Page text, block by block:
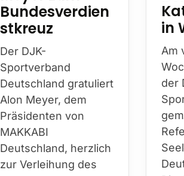
Bundesverdien
stkreuz
Der DJK-
Sportverband
Deutschland gratuliert
Alon Meyer, dem
Präsidenten von
MAKKABI
Deutschland, herzlich
zur Verleihung des
in
Am
der